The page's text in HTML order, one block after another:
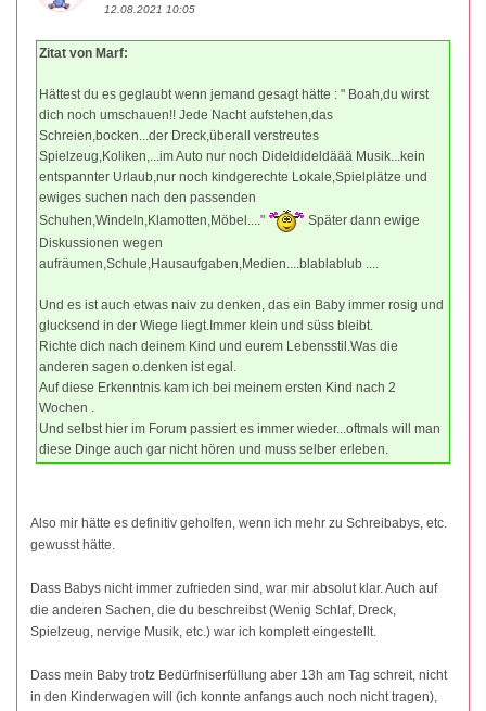
12.08.2021 10:05
Zitat von Marf:
Hättest du es geglaubt wenn jemand gesagt hätte : " Boah,du wirst
dich noch umschauen!! Jede Nacht aufstehen,das
Schreien,bocken...der Dreck,überall verstreutes
Spielzeug,Koliken,...im Auto nur noch Dideldideldäää Musik...kein
entspannter Urlaub,nur noch kindgerechte Lokale,Spielplätze und
ewiges suchen nach den passenden
Schuhen,Windeln,Klamotten,Möbel...."
Später dann ewige
Diskussionen wegen
aufräumen,Schule,Hausaufgaben,Medien....blablablub ....
Und es ist auch etwas naiv zu denken, das ein Baby immer rosig und
glucksend in der Wiege liegt.Immer klein und süss bleibt.
Richte dich nach deinem Kind und eurem Lebensstil.Was die
anderen sagen o.denken ist egal.
Auf diese Erkenntnis kam ich bei meinem ersten Kind nach 2
Wochen .
Und selbst hier im Forum passiert es immer wieder...oftmals will man
diese Dinge auch gar nicht hören und muss selber erleben.
Also mir hätte es definitiv geholfen, wenn ich mehr zu Schreibabys, etc.
gewusst hätte.
Dass Babys nicht immer zufrieden sind, war mir absolut klar. Auch auf
die anderen Sachen, die du beschreibst (Wenig Schlaf, Dreck,
Spielzeug, nervige Musik, etc.) war ich komplett eingestellt.
Dass mein Baby trotz Bedürfniserfüllung aber 13h am Tag schreit, nicht
in den Kinderwagen will (ich konnte anfangs auch noch nicht tragen),